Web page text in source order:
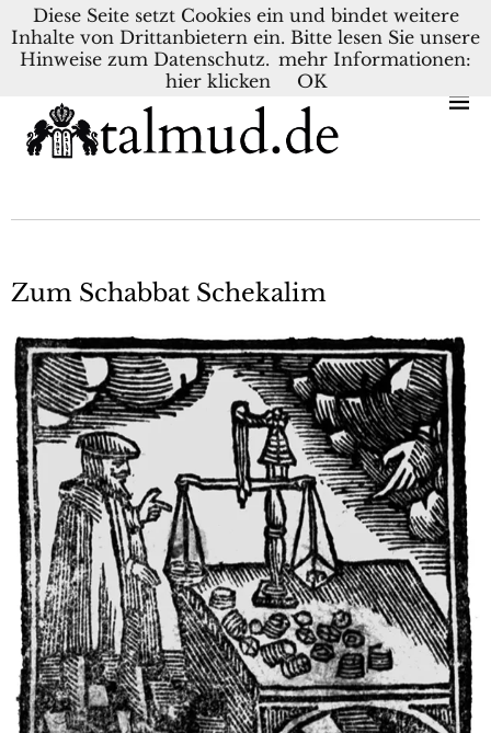
KONTAKT BLOG DEUTSCH NEDERLANDS
Zum Schabbat Schekalim
Diese Seite setzt Cookies ein und bindet weitere
Inhalte von Drittanbietern ein. Bitte lesen Sie unsere
Hinweise zum Datenschutz. mehr Informationen:
hier klicken
OK